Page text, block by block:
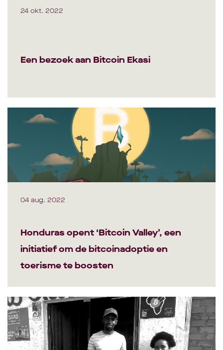
24 okt. 2022
Een bezoek aan Bitcoin Ekasi
04 aug. 2022
Honduras opent ‘Bitcoin Valley’, een
initiatief om de bitcoinadoptie en
toerisme te boosten